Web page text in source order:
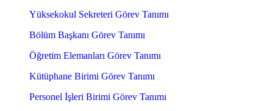
Yüksekokul Sekreteri Görev Tanımı
Bölüm Başkanı Görev Tanımı
Öğretim Elemanları Görev Tanımı
Kütüphane Birimi Görev Tanımı
Personel İşleri Birimi Görev Tanımı